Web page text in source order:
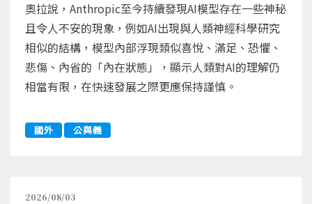
奧拉說，Anthropic至今持續發現AI模型存在一些神秘
且令人不安的現象，例如AI出現與人類神經科學研究
相似的結構，模型內部浮現類似喜悅、滿足、恐懼、
悲傷、內省的「內在狀態」，顯示人類對AI的理解仍
相當有限，在快速發展之際更應保持謹慎。
國外 公與義
2026/08/03